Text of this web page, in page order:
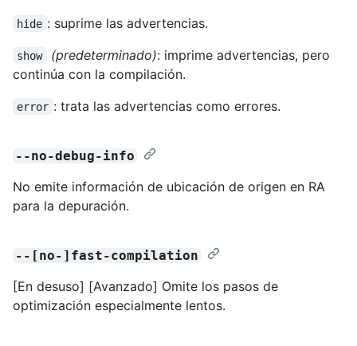
hide : suprime las advertencias.
show (predeterminado): imprime advertencias, pero
continúa con la compilación.
error : trata las advertencias como errores.
--no-debug-info
No emite información de ubicación de origen en RA
para la depuración.
--[no-]fast-compilation
[En desuso] [Avanzado] Omite los pasos de
optimización especialmente lentos.